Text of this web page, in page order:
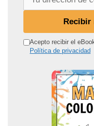
r
Recibir
Acepto recibir el
Política de privacidad